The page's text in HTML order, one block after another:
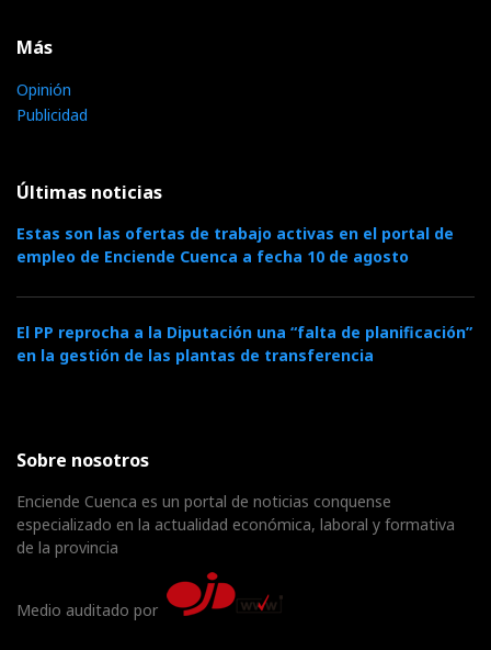
Más
Opinión
Publicidad
Últimas noticias
Estas son las ofertas de trabajo activas en el portal de
empleo de Enciende Cuenca a fecha 10 de agosto
El PP reprocha a la Diputación una “falta de planificación”
en la gestión de las plantas de transferencia
Sobre nosotros
Enciende Cuenca es un portal de noticias conquense
especializado en la actualidad económica, laboral y formativa
de la provincia
Medio auditado por